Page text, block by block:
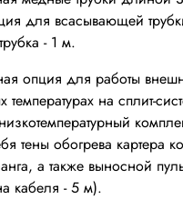
для всасывающей
- 1 м.
опция для работы
температурах на сплит-
тены обогрева картера
а также выносной
кабеля - 5 м).